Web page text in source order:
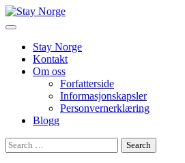
Skip
to
Stay Norge
Kontakt
Om oss
Forfatterside
Informasjonskapsler
Personvernerklæring
Blogg
Search
for: